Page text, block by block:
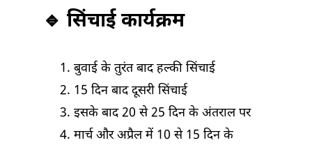
🔹 सिंचाई कार्यक्रम
बुवाई के तुरंत बाद हल्की सिंचाई
15 दिन बाद दूसरी सिंचाई
इसके बाद 20 से 25 दिन के अंतराल पर
मार्च और अप्रैल में 10 से 15 दिन के